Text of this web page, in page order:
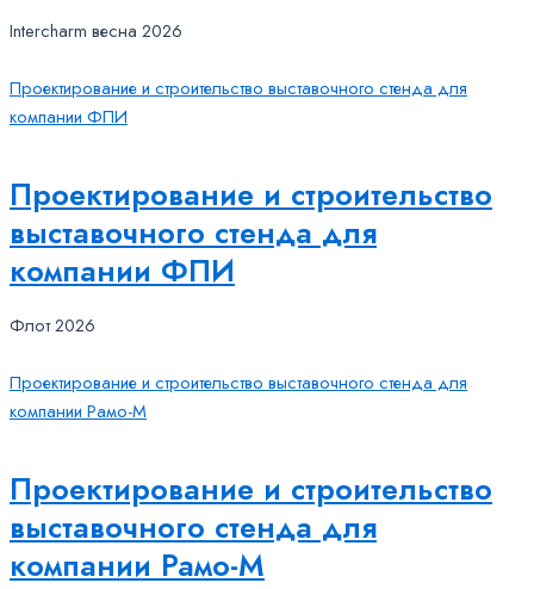
Intercharm весна 2026
Проектирование и строительство выставочного стенда для
компании ФПИ
Проектирование и строительство
выставочного стенда для
компании ФПИ
Флот 2026
Проектирование и строительство выставочного стенда для
компании Рамо-М
Проектирование и строительство
выставочного стенда для
компании Рамо-М